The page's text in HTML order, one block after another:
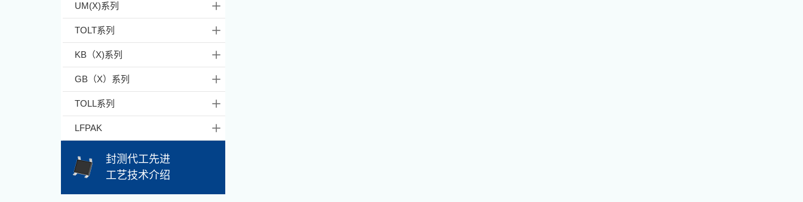
UM(X)系列
TOLT系列
KB（X)系列
GB（X）系列
TOLL系列
LFPAK
封测代工先进
工艺技术介绍